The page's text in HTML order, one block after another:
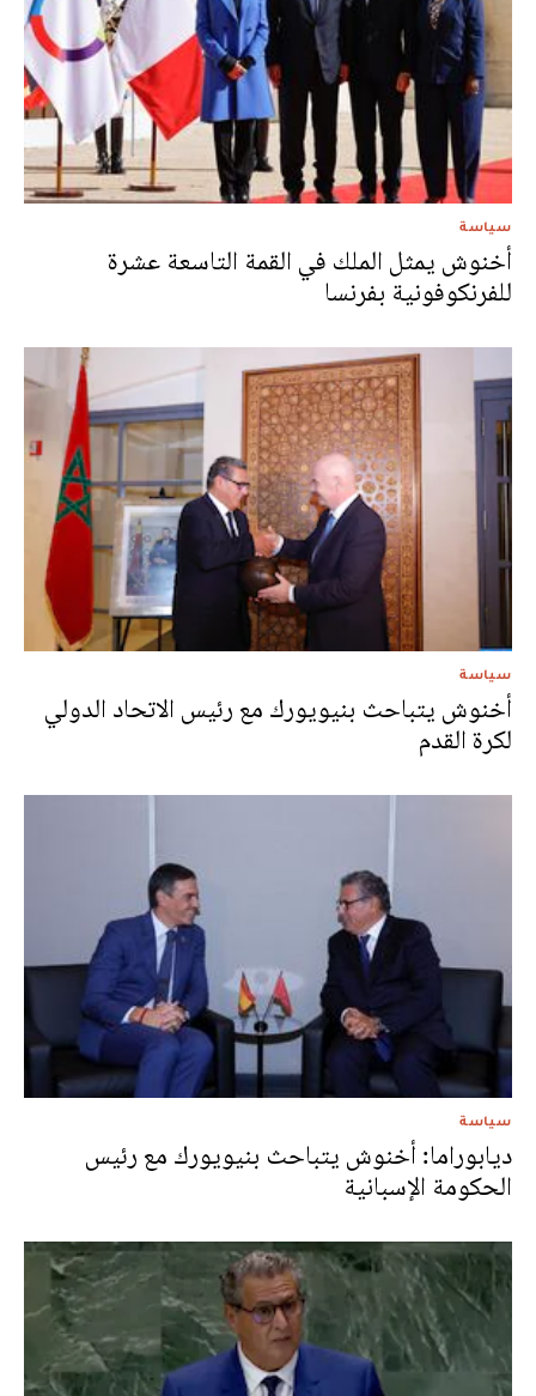
سياسة
أخنوش يمثل الملك في القمة التاسعة عشرة
للفرنكوفونية بفرنسا
سياسة
أخنوش يتباحث بنيويورك مع رئيس الاتحاد الدولي
لكرة القدم
سياسة
ديابوراما: أخنوش يتباحث بنيويورك مع رئيس
الحكومة الإسبانية